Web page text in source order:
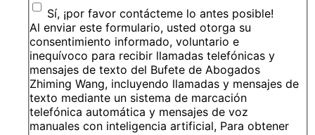
Sí, ¡por favor contácteme lo antes posible!
Al enviar este formulario, usted otorga su
consentimiento informado, voluntario e
inequívoco para recibir llamadas telefónicas y
mensajes de texto del Bufete de Abogados
Zhiming Wang, incluyendo llamadas y mensajes de
texto mediante un sistema de marcación
telefónica automática y mensajes de voz
manuales con inteligencia artificial, Para obtener